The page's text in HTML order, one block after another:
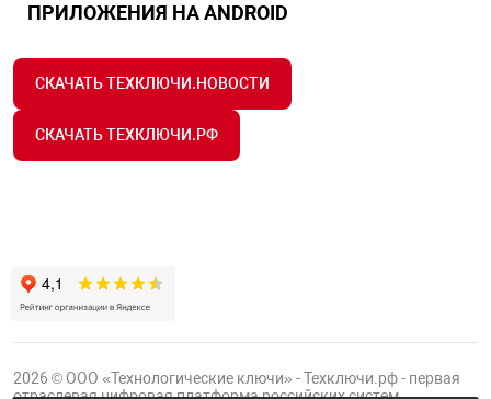
ПРИЛОЖЕНИЯ НА ANDROID
СКАЧАТЬ ТЕХКЛЮЧИ.НОВОСТИ
СКАЧАТЬ ТЕХКЛЮЧИ.РФ
2026 © ООО «Технологические ключи» - Техключи.рф - первая